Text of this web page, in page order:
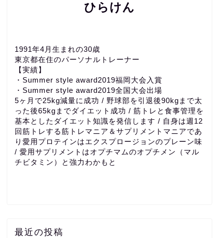
ひらけん
1991年4月生まれの30歳
東京都在住のパーソナルトレーナー
【実績】
・Summer style award2019福岡大会入賞
・Summer style award2019全国大会出場
5ヶ月で25kg減量に成功 / 野球部を引退後90kgまで太
った後65kgまでダイエット成功 / 筋トレと食事管理を
基本としたダイエット知識を発信します / 自身は週12
回筋トレする筋トレマニア＆サプリメントマニアであ
り愛用プロテインはエクスプロージョンのプレーン味
/ 愛用サプリメントはオプチマムのオプチメン（マル
チビタミン）と強力わかもと
最近の投稿